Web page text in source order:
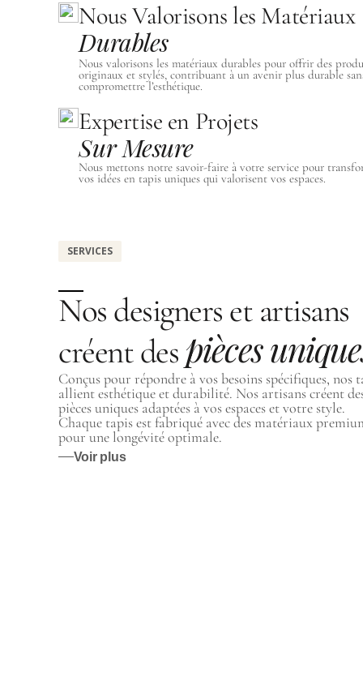
Nous Valorisons les Matériaux
Durables
Nous valorisons les matériaux durables pour offrir des
originaux et stylés, contribuant à un avenir plus durable
compromettre l’esthétique.
Expertise en Projets
Sur Mesure
Nous mettons notre savoir-faire à votre service pour
vos idées en tapis uniques qui valorisent vos espaces.
SERVICES
Nos designers et artisans
créent des pièces
Conçus pour répondre à vos besoins spécifiques, nos
allient esthétique et durabilité. Nos artisans créent
pièces uniques adaptées à vos espaces et votre style.
Chaque tapis est fabriqué avec des matériaux
pour une longévité optimale.
Voir plus